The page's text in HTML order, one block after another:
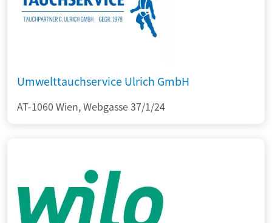
Umwelttauchservice Ulrich GmbH
AT-1060 Wien, Webgasse 37/1/24